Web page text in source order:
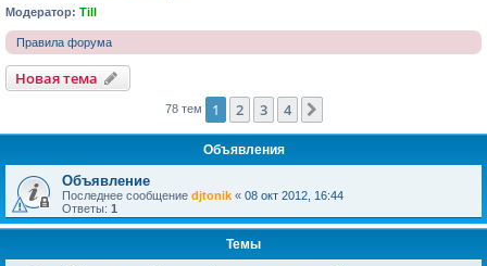
Модератор: Till
Правила форума
Новая тема
78 тем 1 2 3 4
Объявления
Объявление
Последнее сообщение djtonik « 08 окт 2012, 16:44
Ответы: 1
Темы